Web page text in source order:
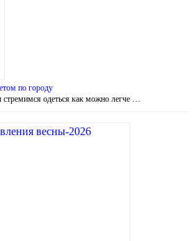
по городу
одеться как можно легче …